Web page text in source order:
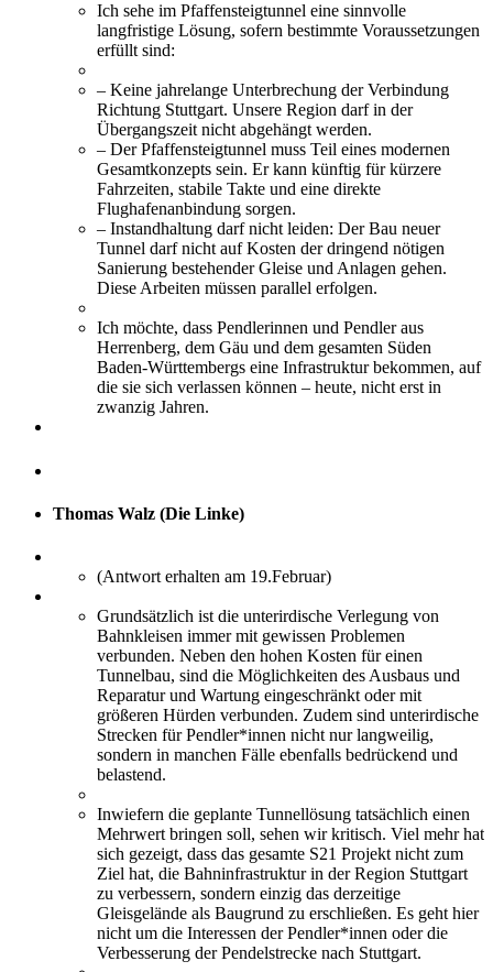
Ich sehe im Pfaffensteigtunnel eine sinnvolle
langfristige Lösung, sofern bestimmte Voraussetzungen
erfüllt sind:
– Keine jahrelange Unterbrechung der Verbindung
Richtung Stuttgart. Unsere Region darf in der
Übergangszeit nicht abgehängt werden.
– Der Pfaffensteigtunnel muss Teil eines modernen
Gesamtkonzepts sein. Er kann künftig für kürzere
Fahrzeiten, stabile Takte und eine direkte
Flughafenanbindung sorgen.
– Instandhaltung darf nicht leiden: Der Bau neuer
Tunnel darf nicht auf Kosten der dringend nötigen
Sanierung bestehender Gleise und Anlagen gehen.
Diese Arbeiten müssen parallel erfolgen.
Ich möchte, dass Pendlerinnen und Pendler aus
Herrenberg, dem Gäu und dem gesamten Süden
Baden-Württembergs eine Infrastruktur bekommen, auf
die sie sich verlassen können – heute, nicht erst in
zwanzig Jahren.
Thomas Walz (Die Linke)
(Antwort erhalten am 19.Februar)
Grundsätzlich ist die unterirdische Verlegung von
Bahnkleisen immer mit gewissen Problemen
verbunden. Neben den hohen Kosten für einen
Tunnelbau, sind die Möglichkeiten des Ausbaus und
Reparatur und Wartung eingeschränkt oder mit
größeren Hürden verbunden. Zudem sind unterirdische
Strecken für Pendler*innen nicht nur langweilig,
sondern in manchen Fälle ebenfalls bedrückend und
belastend.
Inwiefern die geplante Tunnellösung tatsächlich einen
Mehrwert bringen soll, sehen wir kritisch. Viel mehr hat
sich gezeigt, dass das gesamte S21 Projekt nicht zum
Ziel hat, die Bahninfrastruktur in der Region Stuttgart
zu verbessern, sondern einzig das derzeitige
Gleisgelände als Baugrund zu erschließen. Es geht hier
nicht um die Interessen der Pendler*innen oder die
Verbesserung der Pendelstrecke nach Stuttgart.